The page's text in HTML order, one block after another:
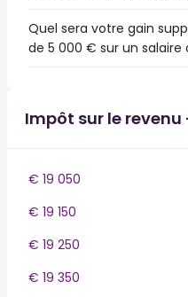
Quel sera votre gain
de 5 000 € sur un salaire
Impôt sur le
€ 19 050
€ 19 150
€ 19 250
€ 19 350